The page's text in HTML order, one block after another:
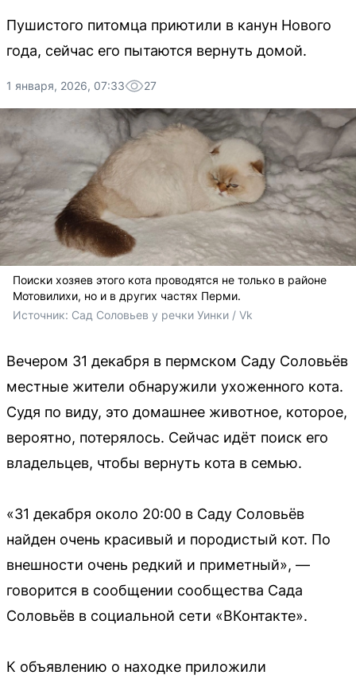
Пушистого питомца приютили в канун Нового
года, сейчас его пытаются вернуть домой.
1 января, 2026, 07:33 27
Поиски хозяев этого кота проводятся не только в районе
Мотовилихи, но и в других частях Перми.
Источник: Сад Соловьев у речки Уинки / Vk
Вечером 31 декабря в пермском Саду Соловьёв
местные жители обнаружили ухоженного кота.
Судя по виду, это домашнее животное, которое,
вероятно, потерялось. Сейчас идёт поиск его
владельцев, чтобы вернуть кота в семью.
«31 декабря около 20:00 в Саду Соловьёв
найден очень красивый и породистый кот. По
внешности очень редкий и приметный», —
говорится в сообщении сообщества Сада
Соловьёв в социальной сети «ВКонтакте».
К объявлению о находке приложили